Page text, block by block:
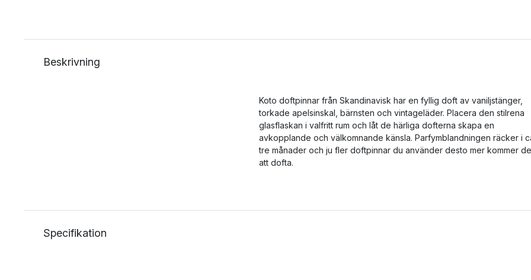
Beskrivning
Koto doftpinnar från Skandinavisk har en fyllig doft av vaniljstänger,
torkade apelsinskal, bärnsten och vintageläder. Placera den stilrena
glasflaskan i valfritt rum och låt de härliga dofterna skapa en
avkopplande och välkomnande känsla. Parfymblandningen räcker i
tre månader och ju fler doftpinnar du använder desto mer kommer
att dofta.
Specifikation